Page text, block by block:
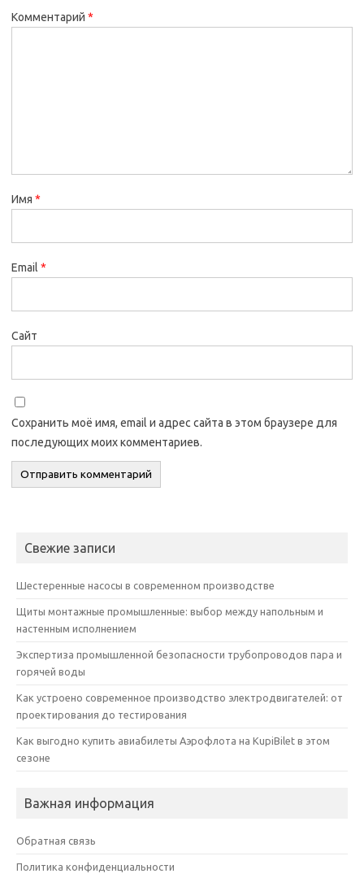
Комментарий *
Имя *
Email *
Сайт
Сохранить моё имя, email и адрес сайта в этом браузере для
последующих моих комментариев.
Свежие записи
Шестеренные насосы в современном производстве
Щиты монтажные промышленные: выбор между напольным и
настенным исполнением
Экспертиза промышленной безопасности трубопроводов пара и
горячей воды
Как устроено современное производство электродвигателей: от
проектирования до тестирования
Как выгодно купить авиабилеты Аэрофлота на KupiBilet в этом
сезоне
Важная информация
Обратная связь
Политика конфиденциальности